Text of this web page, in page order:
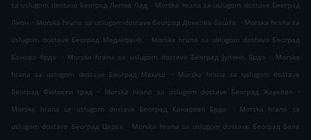
sa uslugom dostave Београд Липов Лад . Morska hrana sa uslugom dostave Београд
Лион . Morska hrana sa uslugom dostave Београд Денкова башта . Morska hrana sa
uslugom dostave Београд Медаковић . Morska hrana sa uslugom dostave Београд
Баново брдо
. Morska hrana sa uslugom dostave Београд Јулино Брдо . Morska
hrana sa uslugom dostave Београд Макиш
. Morska hrana sa uslugom dostave
Београд Филмски град
. Morska hrana sa uslugom dostave Београд Жарково
.
Morska hrana sa uslugom dostave Београд Канарево Брдо
.
Morska hrana sa
uslugom dostave Београд Церак . Morska hrana sa uslugom dostave Београд Беле